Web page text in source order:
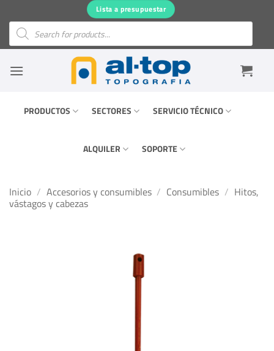
contenido
Lista a presupuestar
Búsqueda
productos
PRODUCTOS SECTORES SERVICIO TÉCNICO
ALQUILER SOPORTE
Inicio / Accesorios y consumibles / Consumibles / Hitos,
vástagos y cabezas